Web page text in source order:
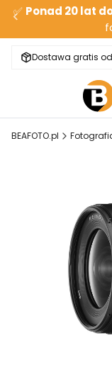
✅ Ponad 20 lat
Dostawa gratis od
BEAFOTO.pl